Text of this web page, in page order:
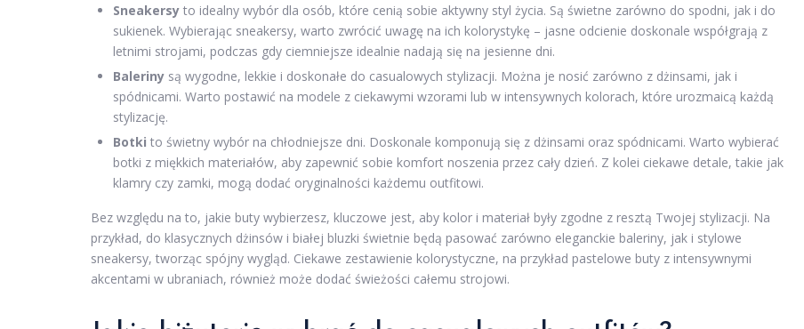
Sneakersy to idealny wybór dla osób, które cenią sobie aktywny styl życia. Są świetne zarówno do spodni, jak i do
sukienek. Wybierając sneakersy, warto zwrócić uwagę na ich kolorystykę – jasne odcienie doskonale współgrają z
letnimi strojami, podczas gdy ciemniejsze idealnie nadają się na jesienne dni.
Baleriny są wygodne, lekkie i doskonałe do casualowych stylizacji. Można je nosić zarówno z dżinsami, jak i
spódnicami. Warto postawić na modele z ciekawymi wzorami lub w intensywnych kolorach, które urozmaicą każdą
stylizację.
Botki to świetny wybór na chłodniejsze dni. Doskonale komponują się z dżinsami oraz spódnicami. Warto wybierać
botki z miękkich materiałów, aby zapewnić sobie komfort noszenia przez cały dzień. Z kolei ciekawe detale, takie jak
klamry czy zamki, mogą dodać oryginalności każdemu outfitowi.
Bez względu na to, jakie buty wybierzesz, kluczowe jest, aby kolor i materiał były zgodne z resztą Twojej stylizacji. Na
przykład, do klasycznych dżinsów i białej bluzki świetnie będą pasować zarówno eleganckie baleriny, jak i stylowe
sneakersy, tworząc spójny wygląd. Ciekawe zestawienie kolorystyczne, na przykład pastelowe buty z intensywnymi
akcentami w ubraniach, również może dodać świeżości całemu strojowi.